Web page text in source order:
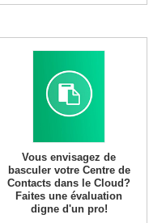
Vous envisagez de
basculer votre Centre de
Contacts dans le Cloud?
Faites une évaluation
digne d'un pro!